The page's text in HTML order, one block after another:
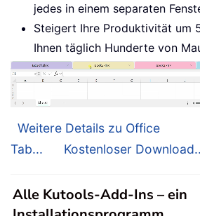
jedes in einem separaten
Steigert Ihre Produktivität um
Ihnen täglich Hunderte von
Weitere Details zu Office
Tab...
Kostenloser
Alle Kutools-Add-Ins – ein